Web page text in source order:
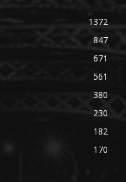
1372
847
671
561
380
230
182
170